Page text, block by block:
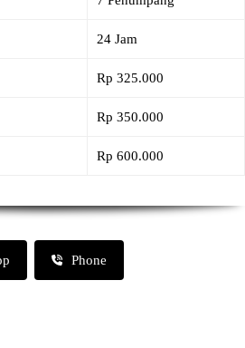
24 Jam
Rp 325.000
Rp 350.000
Rp 600.000
Phone